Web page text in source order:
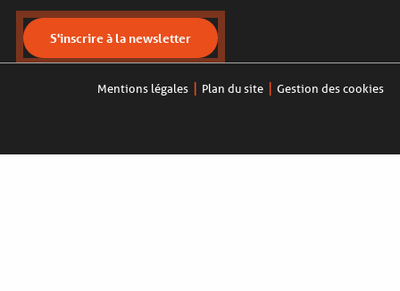
S'inscrire à la newsletter
Mentions légales Plan du site Gestion des cookies